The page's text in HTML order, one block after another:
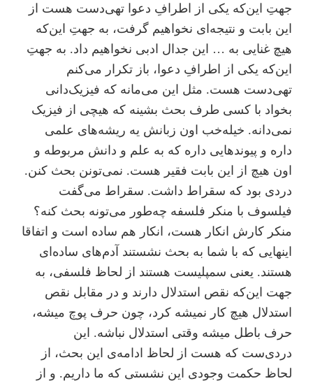
جهتِ این‌که یکی از اطرافِ دعوا تهی‌دست هست از
این بابت و نتیجه‌ای نخواهیم گرفت، به جهتِ این‌که
هیچ غنایی به … این جدال ادبی نخواهیم داد. به جهتِ
این‌که یکی از اطرافِ دعوا، باز تکرار می‌کنم
تهی‌دست هست. مثل این می‌مانه که فیزیک‌دانی
بخواد با کسی طرف بحث بشینه که هیچی از فیزیک
نمی‌دانه. خیله‌خب اون زبانش یه ریشه‌های علمی
داره و پیوندهایی داره که به علم و دانش مربوطه و
اون هیچ از این بابت فقیر هست. نمی‌تونن بحث کنن.
دردی بود که سقراط داشت. سقراط می‌گفت
فیلسوف با منکر فلسفه چه‌طور می‌تونه بحث کنه؟
منکر کارش انکار هست، انکار هم ساده است و اتفاقا
اینهایی که با شما به بحث نشستند آدم‌های ساده‌ای
هستند. یعنی سمپلیست هستند از لحاظ فلسفی، ‌به
جهت این‌که نقص استدلال دارند و در مقابل نقص
استدلال هیچ کار نمیشه کرد، چون حرف پوچ میشه،
حرف باطل میشه وقتی استدلال نباشه. این
دردی‌ست که هست از لحاظ ادامه‌ی این بحث، از
لحاظ حکمت وجودی این نشستی که ما داریم. و از